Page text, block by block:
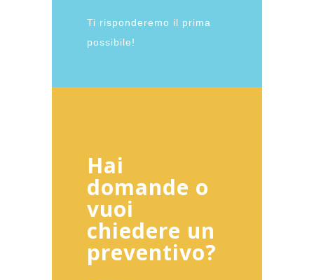
Ti risponderemo il prima
possibile!
Hai
domande o
vuoi
chiedere un
preventivo?